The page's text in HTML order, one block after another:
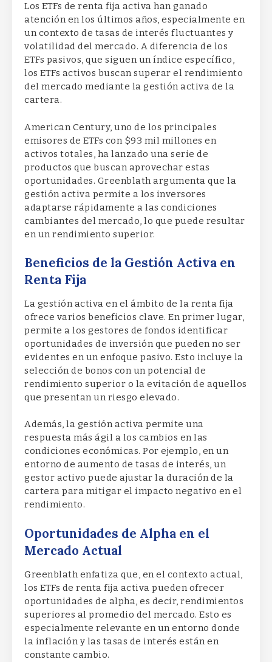
Los ETFs de renta fija activa han ganado
atención en los últimos años, especialmente en
un contexto de tasas de interés fluctuantes y
volatilidad del mercado. A diferencia de los
ETFs pasivos, que siguen un índice específico,
los ETFs activos buscan superar el rendimiento
del mercado mediante la gestión activa de la
cartera.
American Century, uno de los principales
emisores de ETFs con $93 mil millones en
activos totales, ha lanzado una serie de
productos que buscan aprovechar estas
oportunidades. Greenblath argumenta que la
gestión activa permite a los inversores
adaptarse rápidamente a las condiciones
cambiantes del mercado, lo que puede resultar
en un rendimiento superior.
Beneficios de la Gestión Activa en
Renta Fija
La gestión activa en el ámbito de la renta fija
ofrece varios beneficios clave. En primer lugar,
permite a los gestores de fondos identificar
oportunidades de inversión que pueden no ser
evidentes en un enfoque pasivo. Esto incluye la
selección de bonos con un potencial de
rendimiento superior o la evitación de aquellos
que presentan un riesgo elevado.
Además, la gestión activa permite una
respuesta más ágil a los cambios en las
condiciones económicas. Por ejemplo, en un
entorno de aumento de tasas de interés, un
gestor activo puede ajustar la duración de la
cartera para mitigar el impacto negativo en el
rendimiento.
Oportunidades de Alpha en el
Mercado Actual
Greenblath enfatiza que, en el contexto actual,
los ETFs de renta fija activa pueden ofrecer
oportunidades de alpha, es decir, rendimientos
superiores al promedio del mercado. Esto es
especialmente relevante en un entorno donde
la inflación y las tasas de interés están en
constante cambio.